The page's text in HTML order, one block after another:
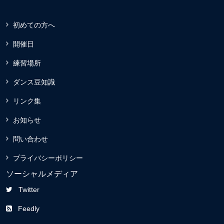
初めての方へ
開催日
練習場所
ダンス豆知識
リンク集
お知らせ
問い合わせ
プライバシーポリシー
ソーシャルメディア
Twitter
Feedly